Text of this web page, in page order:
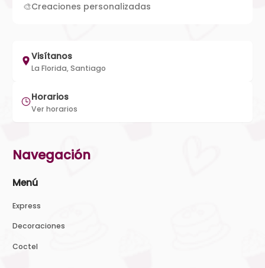
🎨Creaciones personalizadas
Visítanos
La Florida, Santiago
Horarios
Ver horarios
Navegación
Menú
Express
Decoraciones
Coctel